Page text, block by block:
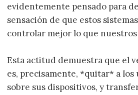
evidentemente pensado para
sensación de que estos
controlar mejor lo que
Esta actitud demuestra que el
es, precisamente, *quitar* a
sobre sus dispositivos, y